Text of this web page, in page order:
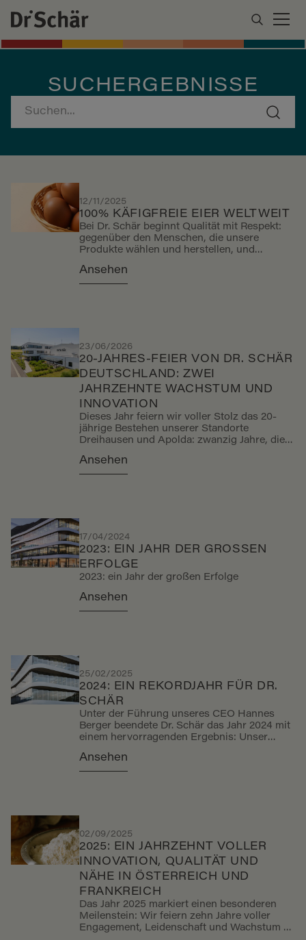
SUCHERGEBNISSE
12/11/2025
100% KÄFIGFREIE EIER WELTWEIT
Bei Dr. Schär beginnt Qualität mit Respekt:
gegenüber den Menschen, die unsere
Produkte wählen und herstellen, und
Überzeugung heraus haben wir bereits 2016
einen neuen Weg eingeschlagen – mit dem
einen globalen Maßstab für Qualität und
Tierwohl zu setzen.
Ansehen
23/06/2026
20-JAHRES-FEIER VON DR. SCHÄR
DEUTSCHLAND: ZWEI
JAHRZEHNTE WACHSTUM UND
INNOVATION
Dieses Jahr feiern wir voller Stolz das 20-
jährige Bestehen unserer Standorte
Dreihausen und Apolda: zwanzig Jahre, die
Fortschritt geprägt sind. Seit 2006 haben
sich beide Standorte zu wichtigen Säulen
Ernährungsbedürfnisse zugänglich zu
machen.
Ansehen
17/04/2024
2023: EIN JAHR DER GROSSEN E
RFOLGE
2023: ein Jahr der großen Erfolge
Ansehen
25/02/2025
2024: EIN REKORDJAHR FÜR DR.
SCHÄR
Unter der Führung unseres CEO Hannes
Berger beendete Dr. Schär das Jahr 2024 mit
einem hervorragenden Ergebnis: Unser
Euro, was einem Plus von 11 % gegenüber
dem Vorjahr entspricht. Dieser Erfolg ist das
Ernährungsbedürfnisse mitzugestalten
sowie noch gezielter auf die Anforderungen
unserer weltweiten Konsumenten
einzugehen.
Ansehen
02/09/2025
2025: EIN JAHRZEHNT VOLLER
INNOVATION, QUALITÄT UND
NÄHE IN ÖSTERREICH UND
FRANKREICH
Das Jahr 2025 markiert einen besonderen
Meilenstein: Wir feiern zehn Jahre voller
Engagement, Leidenschaft und Wachstum –